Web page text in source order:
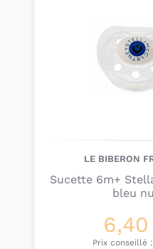
LE BIBERON
Sucette 6m+
bleu
Prix conseillé :